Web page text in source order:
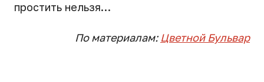
простить нельзя…
По материалам: Цветной Бульвар